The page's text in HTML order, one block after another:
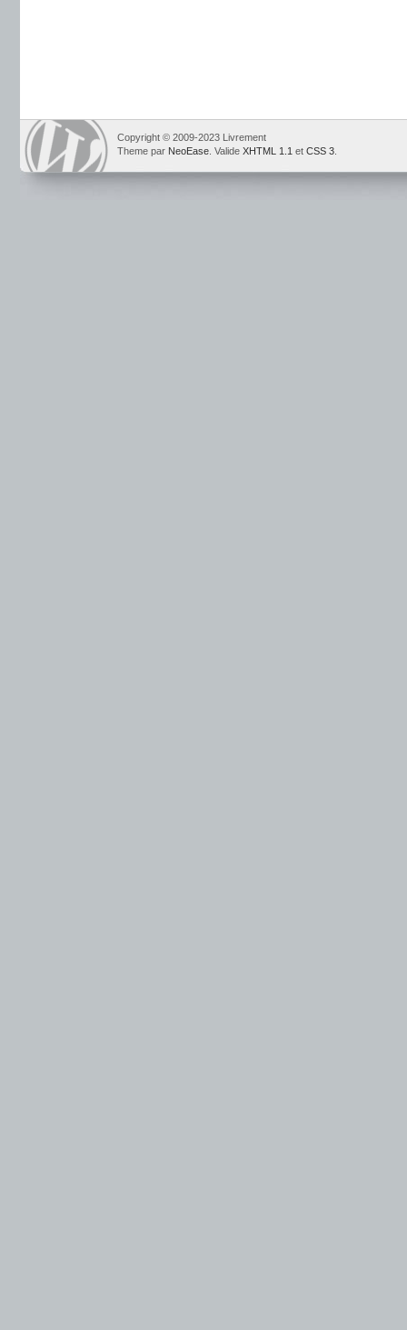
Copyright © 2009-2023 Livrement
Theme par NeoEase . Valide XHTML 1.1 et CSS 3